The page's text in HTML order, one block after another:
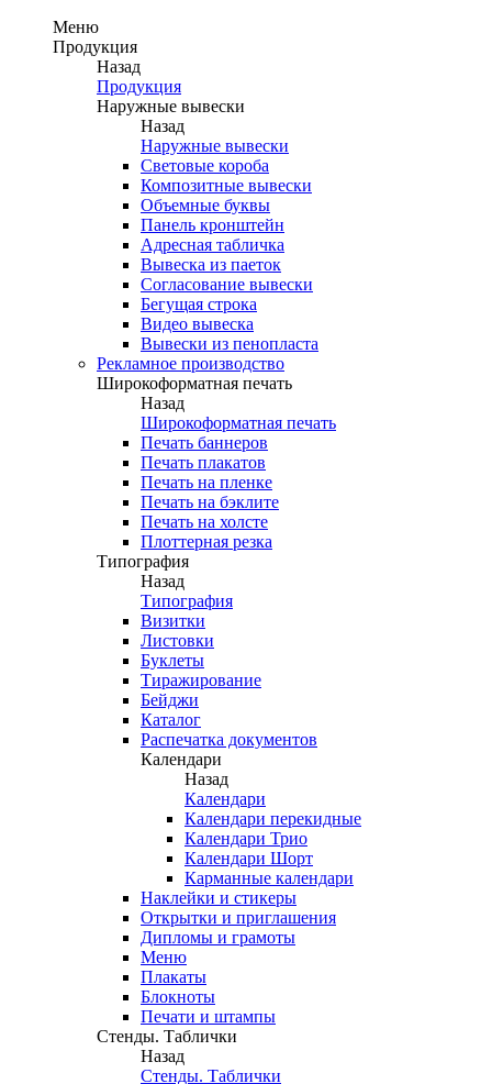
Меню
Продукция
Назад
Продукция
Наружные вывески
Назад
Наружные вывески
Световые короба
Композитные вывески
Объемные буквы
Панель кронштейн
Адресная табличка
Вывеска из паеток
Согласование вывески
Бегущая строка
Видео вывеска
Вывески из пенопласта
Рекламное производство
Широкоформатная печать
Назад
Широкоформатная печать
Печать баннеров
Печать плакатов
Печать на пленке
Печать на бэклите
Печать на холсте
Плоттерная резка
Типография
Назад
Типография
Визитки
Листовки
Буклеты
Тиражирование
Бейджи
Каталог
Распечатка документов
Календари
Назад
Календари
Календари перекидные
Календари Трио
Календари Шорт
Карманные календари
Наклейки и стикеры
Открытки и приглашения
Дипломы и грамоты
Меню
Плакаты
Блокноты
Печати и штампы
Стенды. Таблички
Назад
Стенды. Таблички